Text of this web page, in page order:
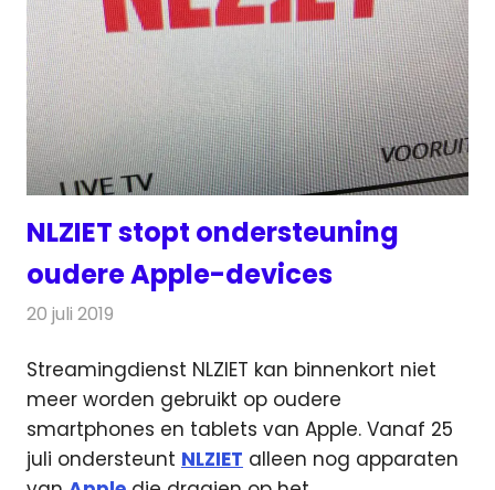
NLZIET stopt ondersteuning
oudere Apple-devices
20 juli 2019
Streamingdienst NLZIET kan binnenkort niet
meer worden gebruikt op oudere
smartphones en tablets van Apple. Vanaf 25
juli ondersteunt NLZIET alleen nog apparaten